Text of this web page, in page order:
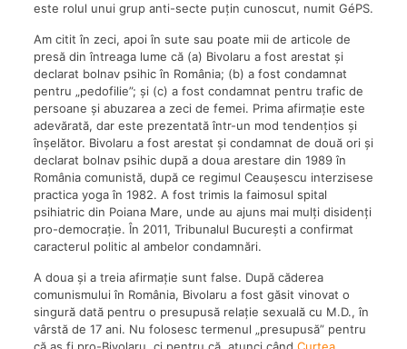
este rolul unui grup anti-secte puțin cunoscut, numit GéPS.
Am citit în zeci, apoi în sute sau poate mii de articole de
presă din întreaga lume că (a) Bivolaru a fost arestat și
declarat bolnav psihic în România; (b) a fost condamnat
pentru „pedofilie”; și (c) a fost condamnat pentru trafic de
persoane și abuzarea a zeci de femei. Prima afirmație este
adevărată, dar este prezentată într-un mod tendențios și
înșelător. Bivolaru a fost arestat și condamnat de două ori și
declarat bolnav psihic după a doua arestare din 1989 în
România comunistă, după ce regimul Ceaușescu interzisese
practica yoga în 1982. A fost trimis la faimosul spital
psihiatric din Poiana Mare, unde au ajuns mai mulți disidenți
pro-democrație. În 2011, Tribunalul București a confirmat
caracterul politic al ambelor condamnări.
A doua și a treia afirmație sunt false. După căderea
comunismului în România, Bivolaru a fost găsit vinovat o
singură dată pentru o presupusă relație sexuală cu M.D., în
vârstă de 17 ani. Nu folosesc termenul „presupusă” pentru